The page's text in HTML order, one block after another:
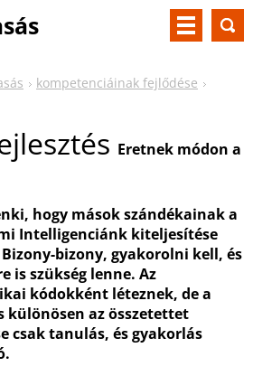
kompetenciáinak fejlődése
Eretnek módon a
hogy mások szándékainak a
Intelligenciánk kiteljesítése
bizony, gyakorolni kell, és
is szükség lenne. Az
kódokként léteznek, de a
különösen az összetettet
csak tanulás, és gyakorlás